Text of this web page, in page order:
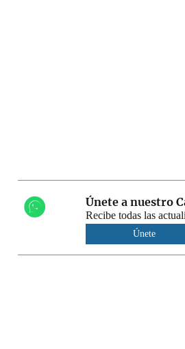
Únete a nuestro
Recibe todas las
Únete